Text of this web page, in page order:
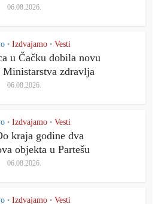
06.08.2026.
• Izdvajamo • Vesti
u Čačku dobila novu
Ministarstva zdravlja
06.08.2026.
• Izdvajamo • Vesti
kraja godine dva
objekta u Partešu
06.08.2026.
• Izdvajamo • Vesti